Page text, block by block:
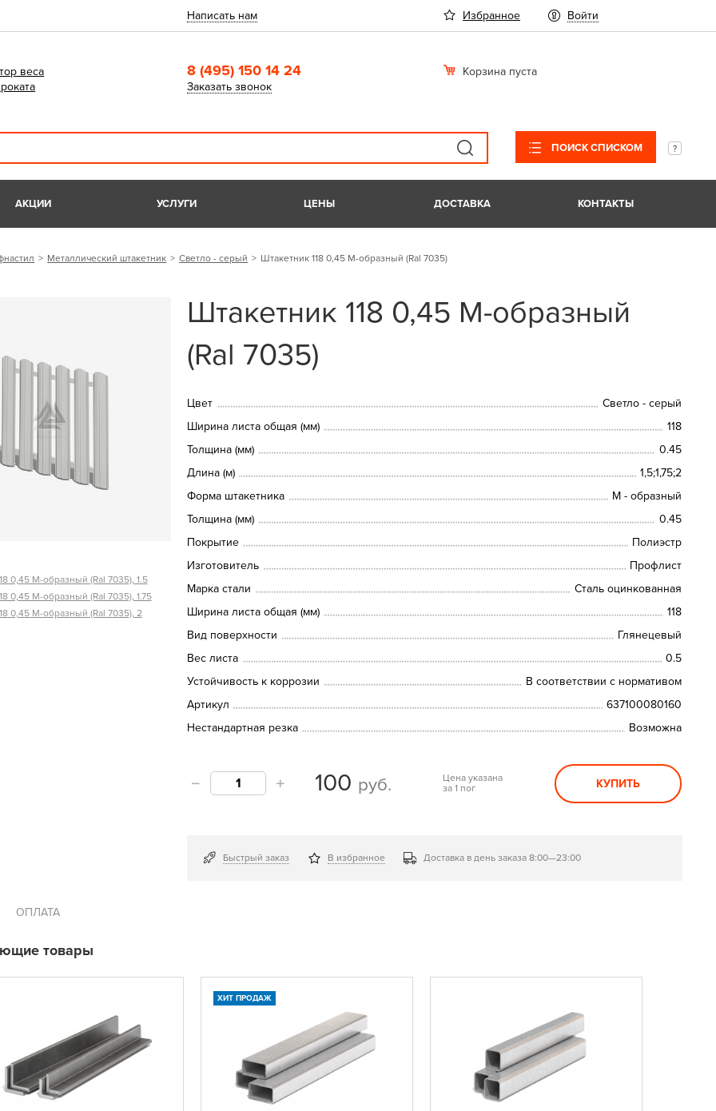
Написать нам Избранное Войти
веса
8 (495) 150 14 24
Заказать звонок
Корзина пуста
ПОИСК СПИСКОМ
АКЦИИ УСЛУГИ ЦЕНЫ ДОСТАВКА КОНТАКТЫ
Металлический штакетник Светло - серый Штакетник 118 0,45 М-образный (Ral 7035)
0,45 М-образный (Ral 7035), 1.5
0,45 М-образный (Ral 7035), 1.75
0,45 М-образный (Ral 7035), 2
Штакетник 118 0,45 М-образный
(Ral 7035)
Цвет
Светло - серый
Ширина листа общая (мм)
118
Толщина (мм)
0.45
Длина (м)
1,5;1,75;2
Форма штакетника
М - образный
Толщина (мм)
0.45
Покрытие
Полиэстр
Изготовитель
Профлист
Марка стали
Сталь оцинкованная
Ширина листа общая (мм)
118
Вид поверхности
Глянецевый
Вес листа
0.5
Устойчивость к коррозии
В соответствии с нормативом
Артикул
637100080160
Нестандартная резка
Возможна
100 руб.
Цена указана
за 1 пог
КУПИТЬ
Быстрый заказ В избранное Доставка в день заказа 8:00—23:00
ОПЛАТА
товары
ХИТ ПРОДАЖ